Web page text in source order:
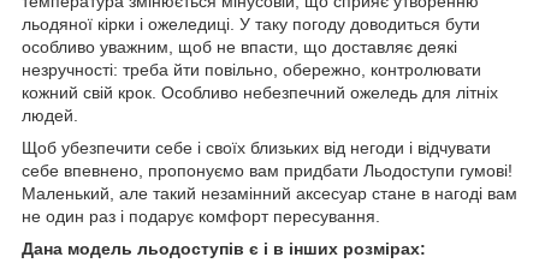
льодяної кірки і ожеледиці. У таку погоду доводиться бути
особливо уважним, щоб не впасти, що доставляє деякі
незручності: треба йти повільно, обережно, контролювати
кожний свій крок. Особливо небезпечний ожеледь для літніх
людей.
Щоб убезпечити себе і своїх близьких від негоди і відчувати
себе впевнено, пропонуємо вам придбати Льодоступи гумові!
Маленький, але такий незамінний аксесуар стане в нагоді вам
не один раз і подарує комфорт пересування.
Дана модель льодоступів є і в інших розмірах: